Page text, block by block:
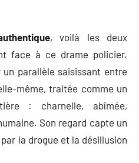
, voilà les deux
face à ce drame policier.
parallèle saisissant entre
même, traitée comme un
: charnelle, abîmée,
Son regard capte un
la drogue et la désillusion